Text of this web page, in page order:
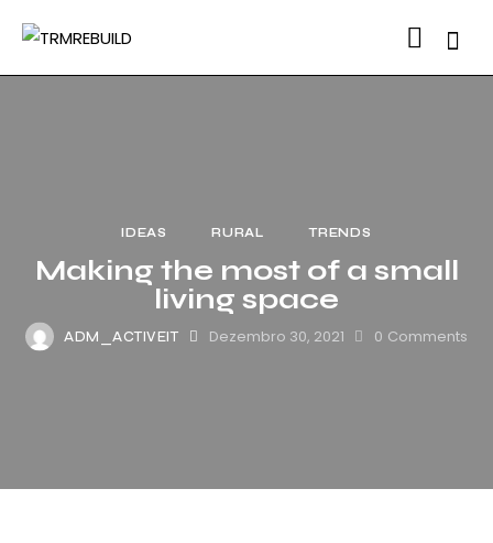
IDEAS RURAL TRENDS
Making the most of a small
living space
ADM_ACTIVEIT Dezembro 30, 2021 0 Comments